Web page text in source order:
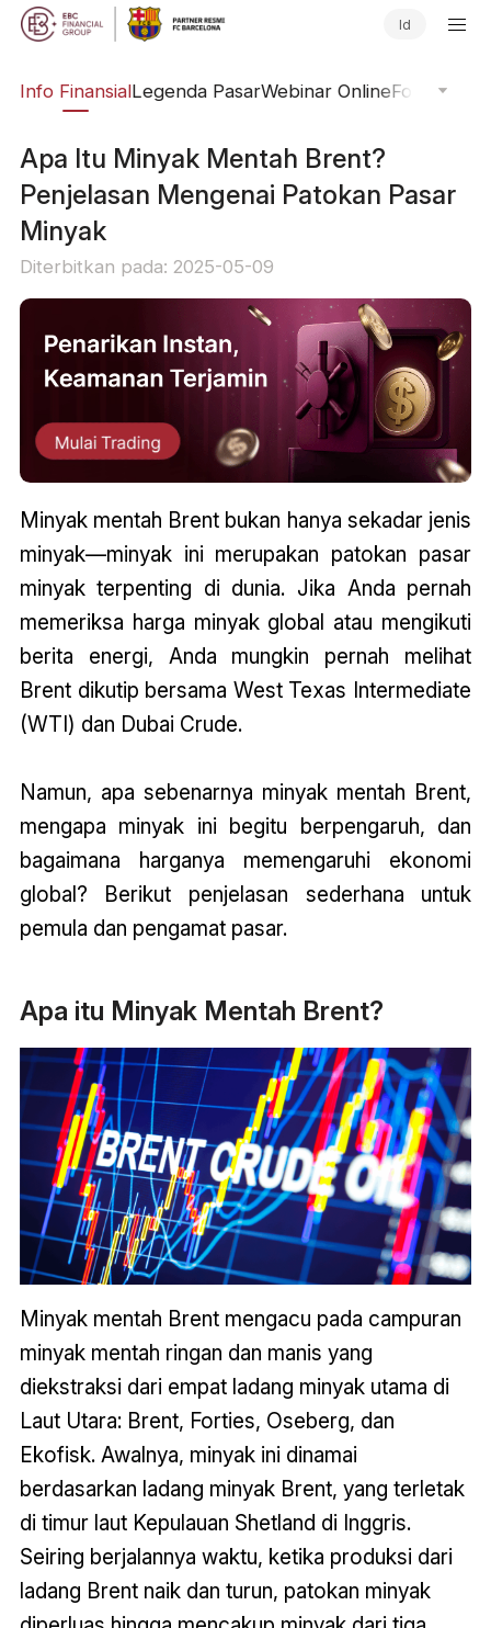
Id
Info FinansialLegenda PasarWebinar OnlineFokus
Apa Itu Minyak Mentah Brent?
Penjelasan Mengenai Patokan Pasar
Minyak
Diterbitkan pada: 2025-05-09
Minyak mentah Brent bukan hanya sekadar jenis
minyak—minyak ini merupakan patokan pasar
minyak terpenting di dunia. Jika Anda pernah
memeriksa harga minyak global atau mengikuti
berita energi, Anda mungkin pernah melihat
Brent dikutip bersama West Texas Intermediate
(WTI) dan Dubai Crude.
Namun, apa sebenarnya minyak mentah Brent,
mengapa minyak ini begitu berpengaruh, dan
bagaimana harganya memengaruhi ekonomi
global? Berikut penjelasan sederhana untuk
pemula dan pengamat pasar.
Apa itu Minyak Mentah Brent?
Minyak mentah Brent mengacu pada campuran
minyak mentah ringan dan manis yang
diekstraksi dari empat ladang minyak utama di
Laut Utara: Brent, Forties, Oseberg, dan
Ekofisk. Awalnya, minyak ini dinamai
berdasarkan ladang minyak Brent, yang terletak
di timur laut Kepulauan Shetland di Inggris.
Seiring berjalannya waktu, ketika produksi dari
ladang Brent naik dan turun, patokan minyak